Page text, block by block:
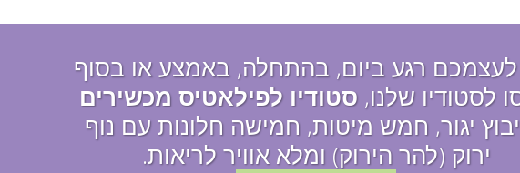
רגע ביום, בהתחלה, באמצע או בסוף
לסטודיו שלנו, סטודיו לפילאטיס מכשירים
יגור, חמש מיטות, חמישה חלונות עם נוף
ירוק (להר הירוק) ומלא אוויר לריאות.